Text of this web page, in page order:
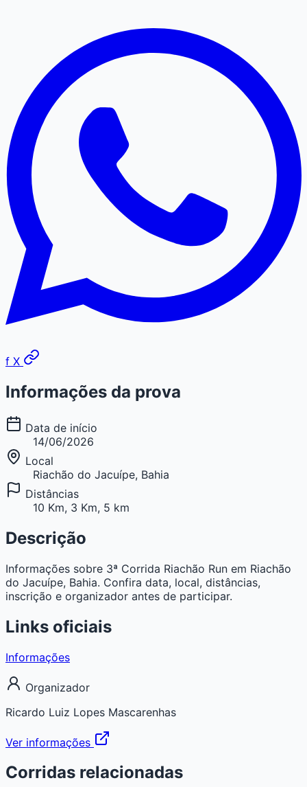
f X
Informações da prova
Data de início
14/06/2026
Local
Riachão do Jacuípe, Bahia
Distâncias
10 Km, 3 Km, 5 km
Descrição
Informações sobre 3ª Corrida Riachão Run em Riachão
do Jacuípe, Bahia. Confira data, local, distâncias,
inscrição e organizador antes de participar.
Links oficiais
Informações
Organizador
Ricardo Luiz Lopes Mascarenhas
Ver informações
Corridas relacionadas